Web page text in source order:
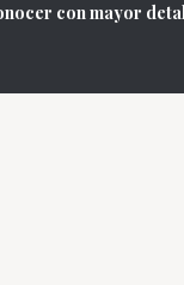
con mayor